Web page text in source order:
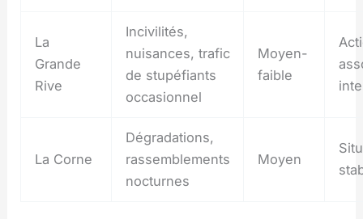
La
Grande
Rive
Incivilités,
nuisances, trafic
de stupéfiants
occasionnel
Moyen-
faible
La Corne
Dégradations,
rassemblements
nocturnes
Moyen